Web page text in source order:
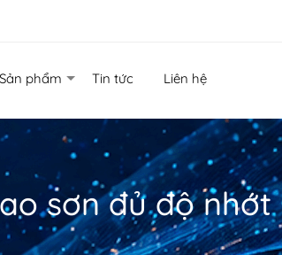
Sản phẩm Tin tức Liên hệ
sơn đủ độ